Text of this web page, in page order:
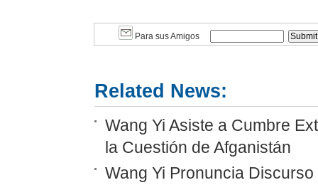
Para sus Amigos
Related News:
Wang Yi Asiste a Cumbre
la Cuestión de Afganistán
Wang Yi Pronuncia